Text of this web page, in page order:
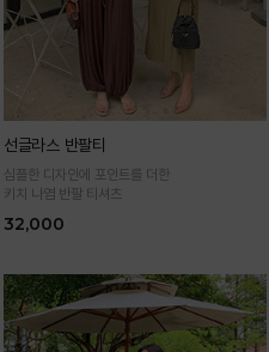
선글라스 반팔티
심플한 디자인에 포인트를 더한
키치 나염 반팔 티셔츠
32,000